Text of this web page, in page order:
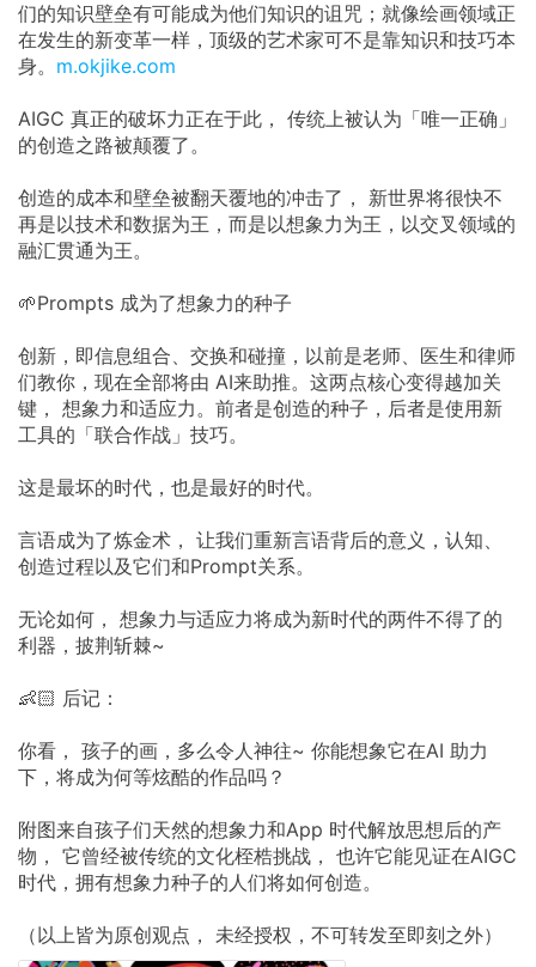
们的知识壁垒有可能成为他们知识的诅咒；就像绘画领域正
在发生的新变革一样，顶级的艺术家可不是靠知识和技巧本
身。 m.okjike.com
AIGC 真正的破坏力正在于此， 传统上被认为「唯一正确」
的创造之路被颠覆了。
创造的成本和壁垒被翻天覆地的冲击了， 新世界将很快不
再是以技术和数据为王，而是以想象力为王，以交叉领域的
融汇贯通为王。
🌱Prompts 成为了想象力的种子
创新，即信息组合、交换和碰撞，以前是老师、医生和律师
们教你，现在全部将由 AI来助推。这两点核心变得越加关
键， 想象力和适应力。前者是创造的种子，后者是使用新
工具的「联合作战」技巧。
这是最坏的时代，也是最好的时代。
言语成为了炼金术， 让我们重新言语背后的意义，认知、
创造过程以及它们和Prompt关系。
无论如何， 想象力与适应力将成为新时代的两件不得了的
利器，披荆斩棘~
👶🏻 后记：
你看， 孩子的画，多么令人神往~ 你能想象它在AI 助力
下，将成为何等炫酷的作品吗？
附图来自孩子们天然的想象力和App 时代解放思想后的产
物， 它曾经被传统的文化桎梏挑战， 也许它能见证在AIGC
时代，拥有想象力种子的人们将如何创造。
（以上皆为原创观点， 未经授权，不可转发至即刻之外）